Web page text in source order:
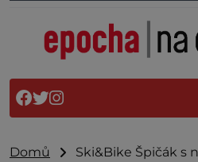
Domů
Ski&Bike Špičák s